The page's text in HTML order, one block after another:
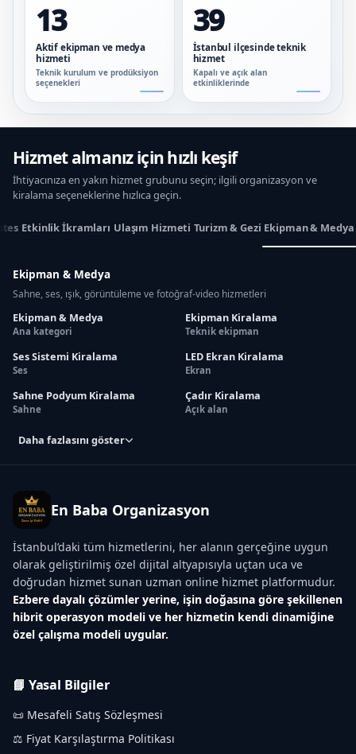
13
Aktif ekipman ve medya
hizmeti
Teknik kurulum ve prodüksiyon
seçenekleri
39
İstanbul ilçesinde teknik
hizmet
Kapalı ve açık alan
etkinliklerinde
Hizmet almanız için hızlı keşif
İhtiyacınıza en yakın hizmet grubunu seçin; ilgili organizasyon ve
kiralama seçeneklerine hızlıca geçin.
Etkinlik İkramları Ulaşım Hizmeti Turizm & Gezi Ekipman & Medya
Ekipman & Medya
Sahne, ses, ışık, görüntüleme ve fotoğraf-video hizmetleri
Ekipman & Medya
Ana kategori
Ekipman Kiralama
Teknik ekipman
Ses Sistemi Kiralama
Ses
LED Ekran Kiralama
Ekran
Sahne Podyum Kiralama
Sahne
Çadır Kiralama
Açık alan
Daha fazlasını göster
En Baba Organizasyon
İstanbul’daki tüm hizmetlerini, her alanın gerçeğine uygun
olarak geliştirilmiş özel dijital altyapısıyla uçtan uca ve
doğrudan hizmet sunan uzman online hizmet platformudur.
Ezbere dayalı çözümler yerine, işin doğasına göre şekillenen
hibrit operasyon modeli ve her hizmetin kendi dinamiğine
özel çalışma modeli uygular.
📘 Yasal Bilgiler
📜 Mesafeli Satış Sözleşmesi
⚖️ Fiyat Karşılaştırma Politikası